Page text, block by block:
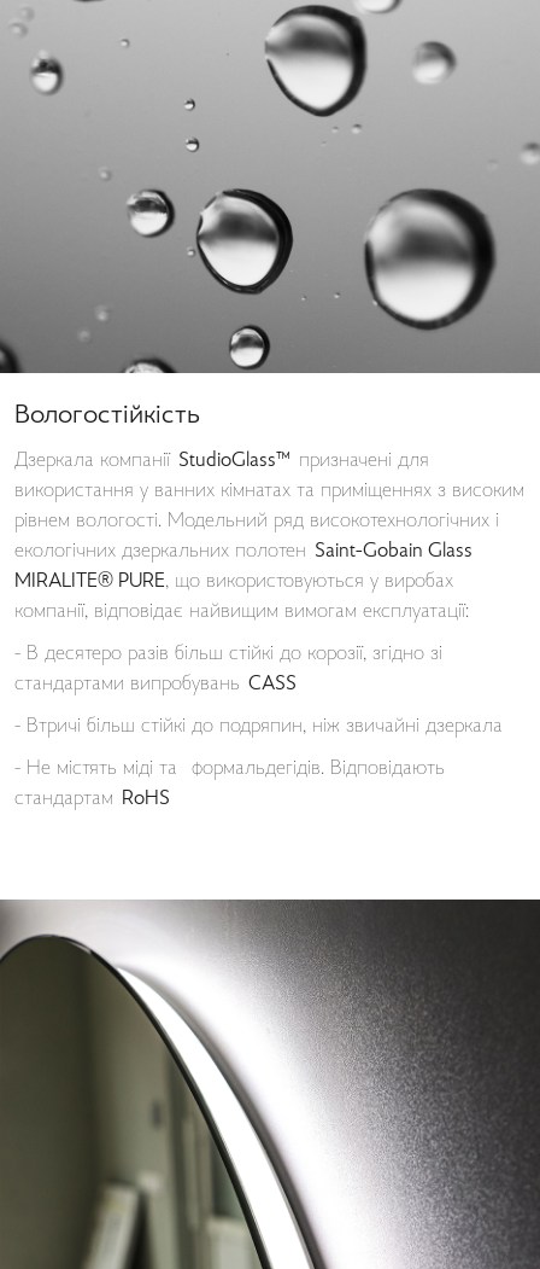
Вологостійкість
Дзеркала компанії StudioGlass™ призначені для
використання у ванних кімнатах та приміщеннях з високим
рівнем вологості. Модельний ряд високотехнологічних і
екологічних дзеркальних полотен Saint-Gobain Glass
MIRALITE® PURE, що використовуються у виробах
компанії, відповідає найвищим вимогам експлуатації:
- В десятеро разів більш стійкі до корозії, згідно зі
стандартами випробувань CASS
- Втричі більш стійкі до подряпин, ніж звичайні дзеркала
- Не містять міді та формальдегідів. Відповідають
стандартам RoHS